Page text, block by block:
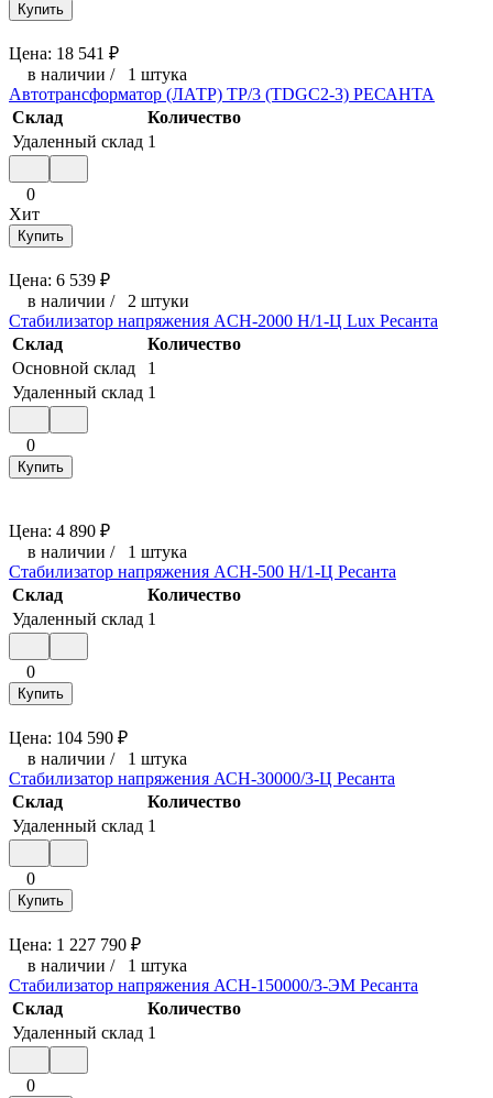
Купить
Цена: 18 541 ₽
в наличии / 1 штука
Автотрансформатор (ЛАТР) ТР/3 (TDGC2-3) РЕСАНТА
Склад
Количество
Удаленный склад 1
0
Хит
Купить
Цена: 6 539 ₽
в наличии / 2 штуки
Стабилизатор напряжения ACH-2000 H/1-Ц Lux Ресанта
Склад
Количество
Основной склад
1
Удаленный склад 1
0
Купить
Цена: 4 890 ₽
в наличии / 1 штука
Стабилизатор напряжения ACH-500 Н/1-Ц Ресанта
Склад
Количество
Удаленный склад 1
0
Купить
Цена: 104 590 ₽
в наличии / 1 штука
Стабилизатор напряжения АСН-30000/3-Ц Ресанта
Склад
Количество
Удаленный склад 1
0
Купить
Цена: 1 227 790 ₽
в наличии / 1 штука
Стабилизатор напряжения АСН-150000/3-ЭМ Ресанта
Склад
Количество
Удаленный склад 1
0